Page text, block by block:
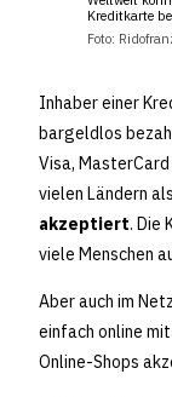
Kreditkarte
Foto:
Inhaber einer
bargeldlos
Visa,
vielen Ländern als
akzeptiert. Die
viele Menschen
Aber auch im
einfach online
Online-Shops